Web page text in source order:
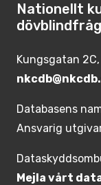
Nationellt
Kungsgatan
Databasens
Ansvarig
Mejla vårt